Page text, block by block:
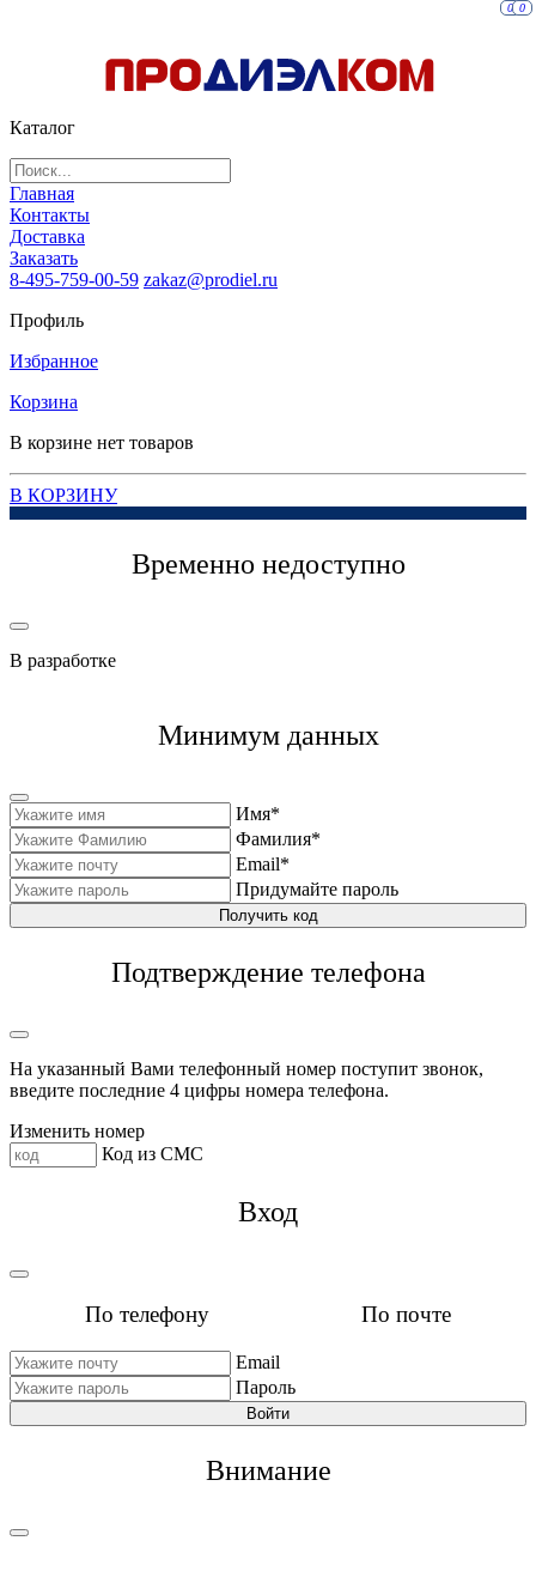
Каталог
Главная
Контакты
Доставка
Заказать
8-495-759-00-59 zakaz@prodiel.ru
Профиль
Избранное
0
Корзина
0
В корзине нет товаров
В КОРЗИНУ
Временно недоступно
В разработке
Минимум данных
Имя*
Фамилия*
Email*
Придумайте пароль
Получить код
Подтверждение телефона
На указанный Вами телефонный номер поступит звонок,
введите последние 4 цифры номера телефона.
Изменить номер
Код из СМС
Вход
По телефону По почте
Email
Пароль
Войти
Внимание